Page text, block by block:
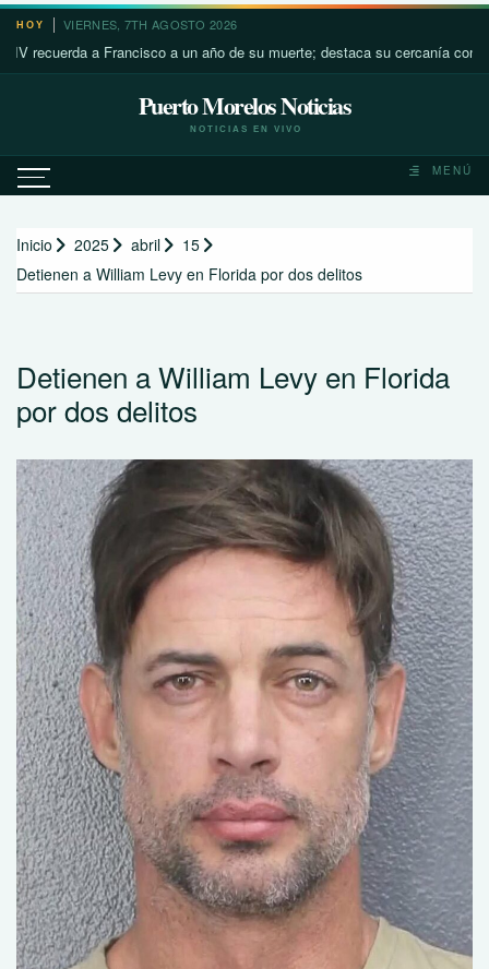
Saltar
contenido
HOY VIERNES, 7TH AGOSTO 2026
a Francisco a un año de su muerte; destaca su cercanía con los más
Puerto Morelos Noticias
NOTICIAS EN VIVO
MENÚ
Inicio 2025 abril
15
Detienen a William Levy en Florida por dos delitos
Detienen a William Levy en Florida
por dos delitos